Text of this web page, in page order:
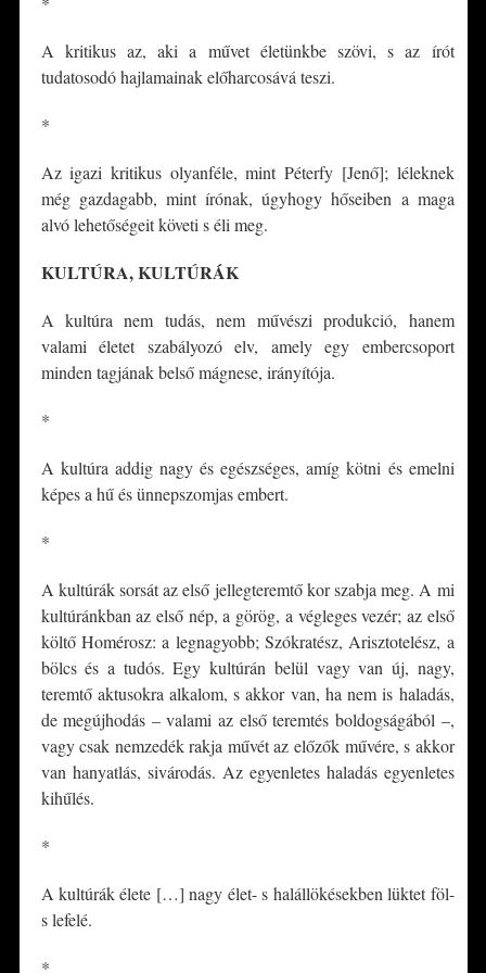
A kritikus az, aki a művet életünkbe szövi, s az írót
tudatosodó hajlamainak előharcosává teszi.
*
Az igazi kritikus olyanféle, mint Péterfy [Jenő]; léleknek
még gazdagabb, mint írónak, úgyhogy hőseiben a maga
alvó lehetőségeit követi s éli meg.
KULTÚRA, KULTÚRÁK
A kultúra nem tudás, nem művészi produkció, hanem
valami életet szabályozó elv, amely egy embercsoport
minden tagjának belső mágnese, irányítója.
*
A kultúra addig nagy és egészséges, amíg kötni és emelni
képes a hű és ünnepszomjas embert.
*
A kultúrák sorsát az első jellegteremtő kor szabja meg. A mi
kultúránkban az első nép, a görög, a végleges vezér; az első
költő Homérosz: a legnagyobb; Szókratész, Arisztotelész, a
bölcs és a tudós. Egy kultúrán belül vagy van új, nagy,
teremtő aktusokra alkalom, s akkor van, ha nem is haladás,
de megújhodás – valami az első teremtés boldogságából –,
vagy csak nemzedék rakja művét az előzők művére, s akkor
van hanyatlás, sivárodás. Az egyenletes haladás egyenletes
kihűlés.
*
A kultúrák élete […] nagy élet- s halállökésekben lüktet föl-
s lefelé.
*